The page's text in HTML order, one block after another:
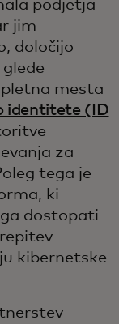
podjetja
jim
določijo
mesta
identitete (ID
za
tega je
ki
dostopati
kibernetske